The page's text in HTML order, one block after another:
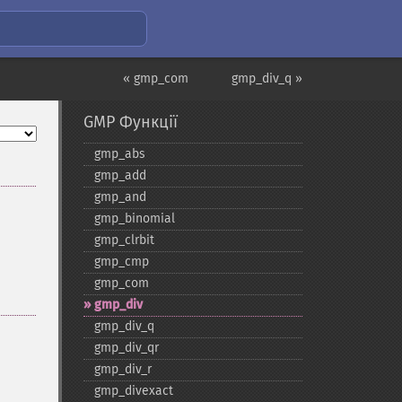
gmp_div_q »
« gmp_com
GMP Функції
gmp_​abs
gmp_​add
gmp_​and
gmp_​binomial
gmp_​clrbit
gmp_​cmp
gmp_​com
gmp_​div
gmp_​div_​q
gmp_​div_​qr
gmp_​div_​r
gmp_​divexact